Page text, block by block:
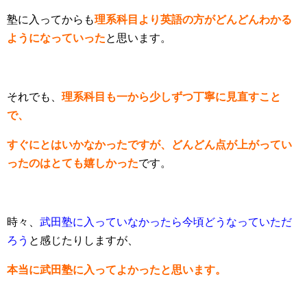
塾に入ってからも理系科目より英語の方がどんどんわかる
ようになっていったと思います。
それでも、 理系科目も一から少しずつ丁寧に見直すこと
で、
すぐにとはいかなかったですが、どんどん点が上がってい
ったのはとても嬉しかったです。
時々、 武田塾に入っていなかったら今頃どうなっていただ
ろう と感じたりしますが、
本当に武田塾に入ってよかったと思います。